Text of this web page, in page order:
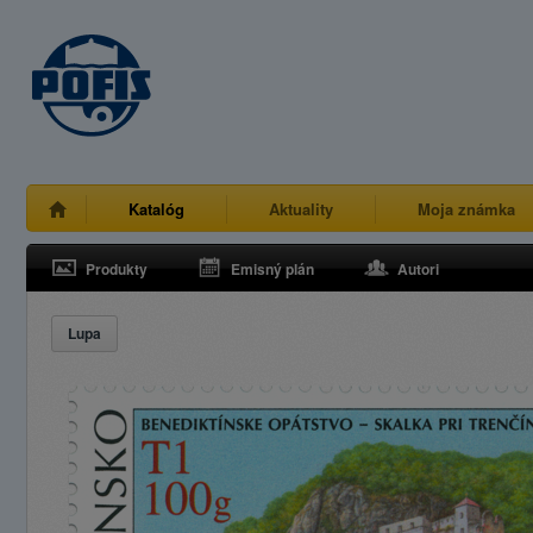
Katalóg Aktuality Moja známka
Produkty Emisný plán Autori
Lupa